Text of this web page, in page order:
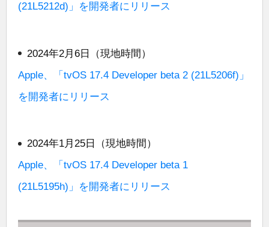
(21L5212d)」を開発者にリリース
2024年2月6日（現地時間）
Apple、「tvOS 17.4 Developer beta 2 (21L5206f)」
を開発者にリリース
2024年1月25日（現地時間）
Apple、「tvOS 17.4 Developer beta 1
(21L5195h)」を開発者にリリース